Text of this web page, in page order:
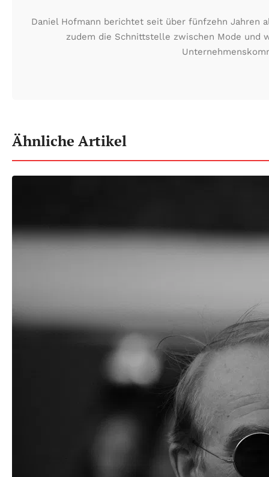
Daniel Hofmann berichtet seit über fünfzehn Jahren
zudem die Schnittstelle zwischen Mode und
Ähnliche Artikel